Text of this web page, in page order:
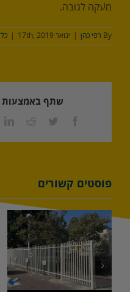
מעקה לגובה.
By רפי כהן ינואר 17th, 2019
שתף באמצעות
Facebook
Twitter
Reddit
פוסטים קשורים